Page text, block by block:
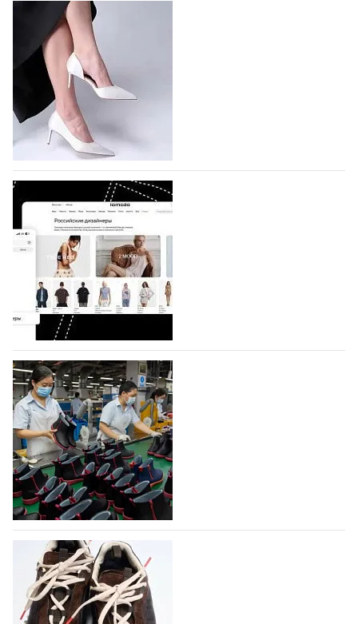
На участие в Московской неделе моды
подано 1047 заявок
На участие в седьмой Московской неделе моды,
которая пройдет в российской столице с 26 сентября
по 1 октября, уже подано 1047 заявок. Примерно
половину из них (494) прислали дизайнеры,
коллекции которых не были представлены в…
07.08.2026 499
BALLINA представит свои новинки на Euro
Shoes
Компания BALLINA Guangzhou Lihuang Footwear
Co., Ltd., основанная в 2011 году и расположенная в
Гуанчжоу, столице моды Китая, является
профессиональной обувной компанией,
объединяющей разработку, производство и…
07.08.2026 356
На платформе Lamoda - новый раздел и
условия продвижения локальных
дизайнерских марок
Российский маркетплейс Lamoda решил обновить
раздел для продажи продукции локальных
дизайнерских марок одежды, обуви и аксессуаров.
Бренды также получат маркетинговую…
06.08.2026 516
Объем мирового производства обуви в
2025 году практически не увеличился
В 2025 году мировое производство обуви